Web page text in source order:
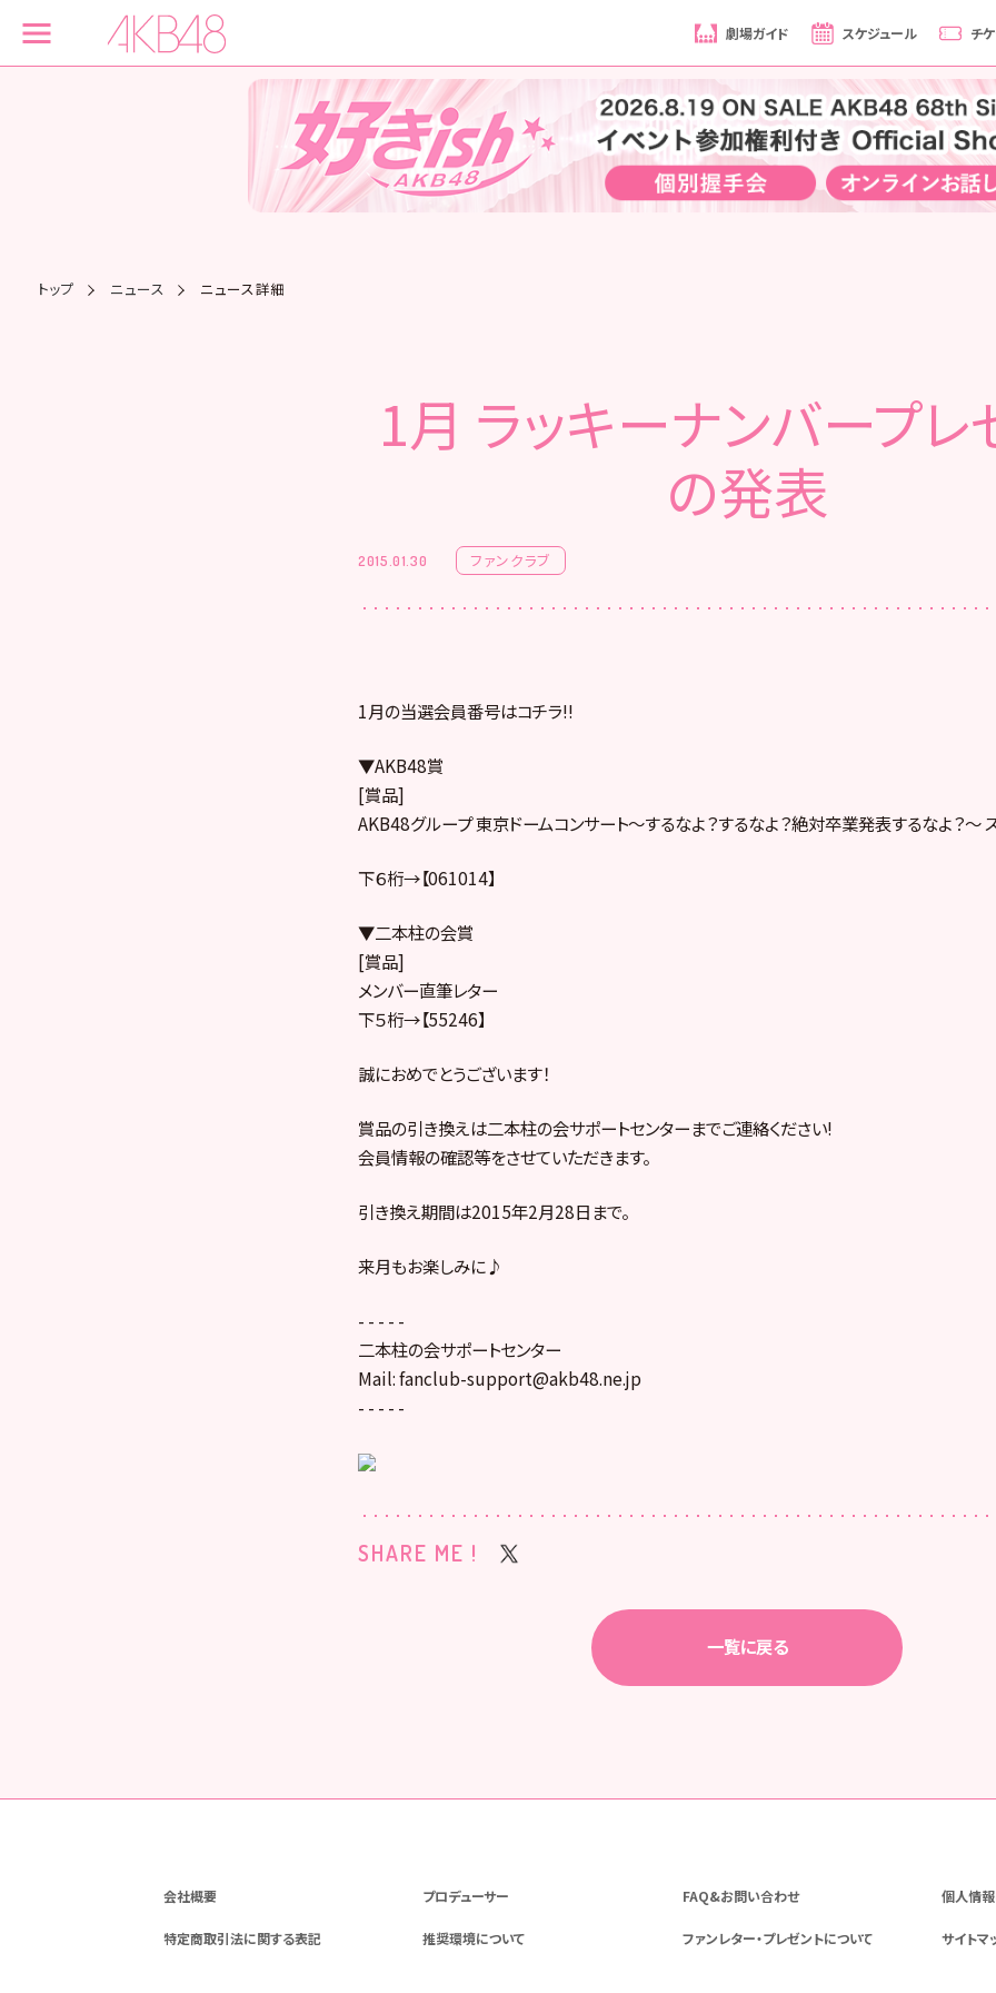
劇場ガイド スケジュール チ
トップ ニュース ニュース詳細
1月 ラッキーナンバープレ
の発表
2015.01.30 ファンクラブ
1月の当選会員番号はコチラ!!
▼AKB48賞
[賞品]
AKB48グループ 東京ドームコンサート～するなよ？するなよ？絶対卒業発表するなよ？～
下６桁→【061014】
▼二本柱の会賞
[賞品]
メンバー直筆レター
下５桁→【55246】
誠におめでとうございます！
賞品の引き換えは二本柱の会サポートセンターまでご連絡ください!
会員情報の確認等をさせていただきます。
引き換え期間は2015年2月28日まで。
来月もお楽しみに♪
- - - - -
二本柱の会サポートセンター
Mail: fanclub-support@akb48.ne.jp
- - - - -
SHARE ME !
一覧に戻る
会社概要 プロデューサー FAQ&お問い合わせ 個人情
特定商取引法に関する表記 推奨環境について ファンレター・プレゼントについて サイトマ